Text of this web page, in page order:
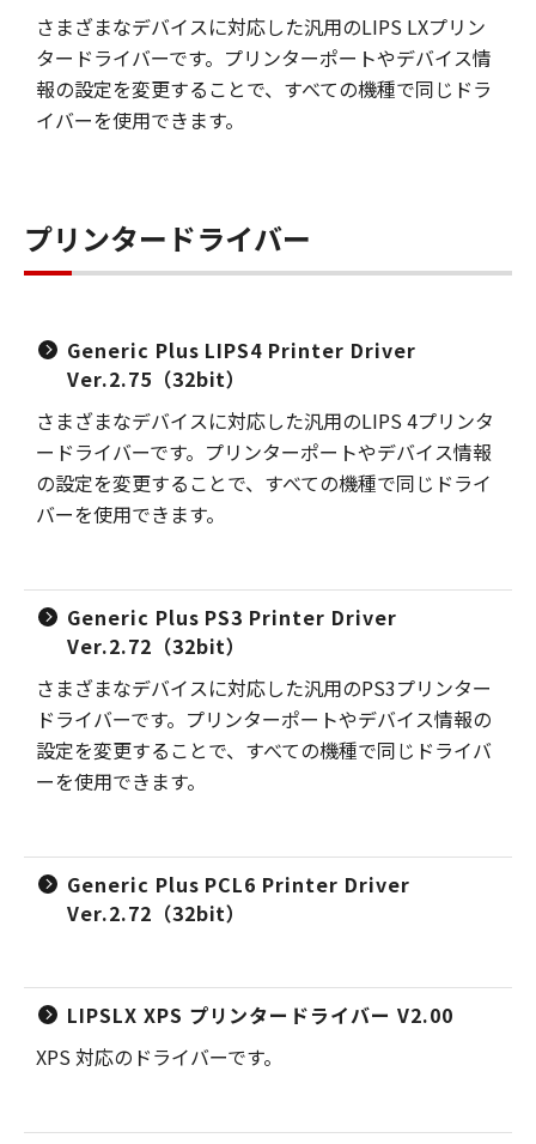
さまざまなデバイスに対応した汎用のLIPS LXプリン
タードライバーです。プリンターポートやデバイス情
報の設定を変更することで、すべての機種で同じドラ
イバーを使用できます。
プリンタードライバー
Generic Plus LIPS4 Printer Driver
Ver.2.75（32bit）
さまざまなデバイスに対応した汎用のLIPS 4プリンタ
ードライバーです。プリンターポートやデバイス情報
の設定を変更することで、すべての機種で同じドライ
バーを使用できます。
Generic Plus PS3 Printer Driver
Ver.2.72（32bit）
さまざまなデバイスに対応した汎用のPS3プリンター
ドライバーです。プリンターポートやデバイス情報の
設定を変更することで、すべての機種で同じドライバ
ーを使用できます。
Generic Plus PCL6 Printer Driver
Ver.2.72（32bit）
LIPSLX XPS プリンタードライバー V2.00
XPS 対応のドライバーです。